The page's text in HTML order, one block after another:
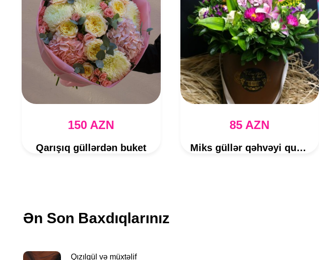
150 AZN
Qarışıq güllərdən buket
85 AZN
Miks güllər qəhvəyi qutuda
Ən Son Baxdıqlarınız
Qızılgül və müxtəlif